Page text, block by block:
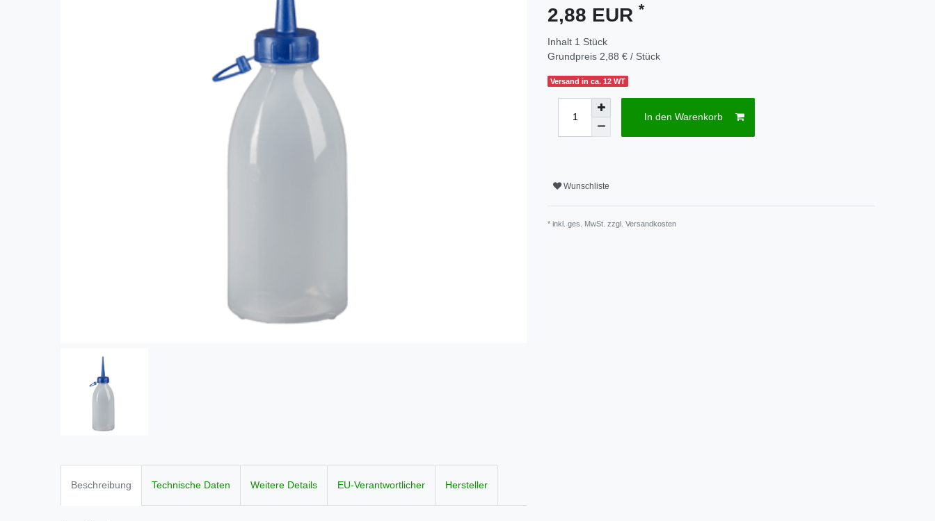
2,88 EUR *
Inhalt 1 Stück
Grundpreis 2,88 € / Stück
Versand in ca. 12 WT
In den Warenkorb
Wunschliste
* inkl. ges. MwSt. zzgl. Versandkosten
Beschreibung Technische Daten Weitere Details EU-Verantwortlicher Hersteller